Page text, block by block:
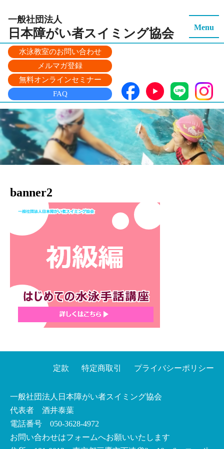
一般社団法人
日本障がい者スイミング協会
水泳教室のお問い合わせ
メルマガ登録
無料オンラインセミナー
FAQ
Menu
banner2
一般社団法人日本障がい者スイミング協会
代表者 酒井泰葉
電話番号 050-3628-4972
お問い合わせはフォームへお願いいたします
定款 特定商取引 プライバシーポリシー